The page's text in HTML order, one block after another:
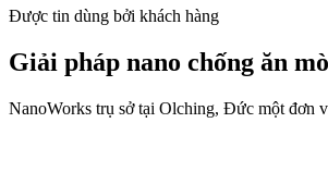
Được tin dùng bởi khách hàng
Giải pháp nano chống ăn
NanoWorks trụ sở tại Olching, Đức một đơn